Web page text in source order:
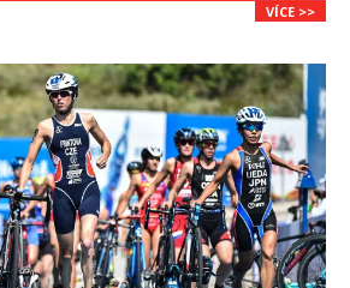
VÍCE >>